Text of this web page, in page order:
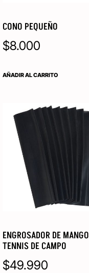
CONO PEQUEÑO
$8.000
AÑADIR AL CARRITO
ENGROSADOR DE MANGO
TENNIS DE CAMPO
$49.990